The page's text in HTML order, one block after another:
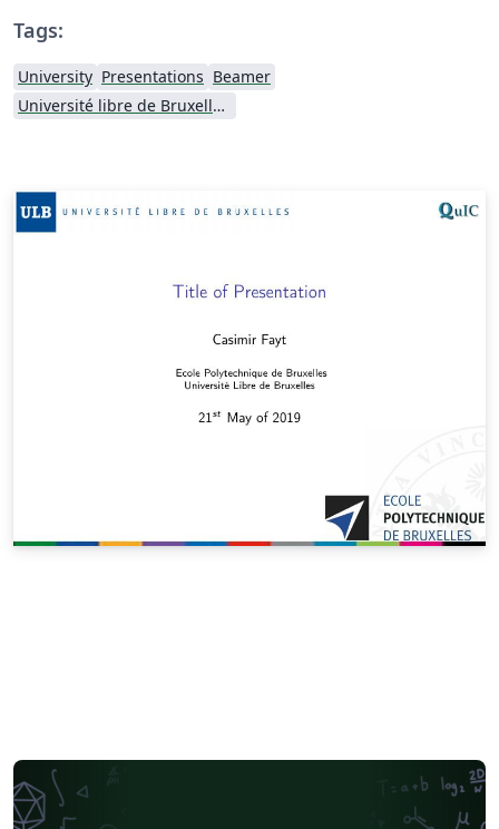
Tags:
University Presentations Beamer
Université libre de Bruxelles (ULB)